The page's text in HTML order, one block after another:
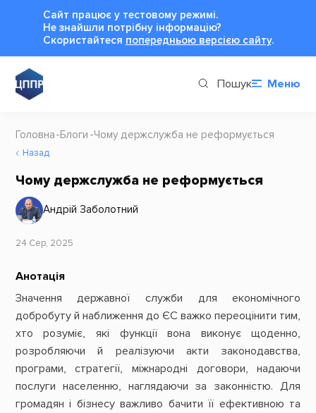
Сайт працює у тестовому режимі.
Не знайшли потрібну інформацію?
Cкористайтеся попередньою версією сайту.
Пошук Меню
Головна Блоги Чому держслужба не реформується
Назад
Чому держслужба не реформується
Андрій Заболотний
24 Сер, 2025
Анотація
Значення державної служби для економічного
добробуту й наближення до ЄС важко переоцінити тим,
хто розуміє, які функції вона виконує щоденно,
розробляючи й реалізуючи акти законодавства,
програми, стратегії, міжнародні договори, надаючи
послуги населенню, наглядаючи за законністю. Для
громадян і бізнесу важливо бачити її ефективною та